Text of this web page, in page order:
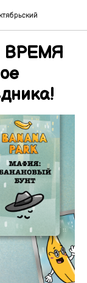
ВРЕМЯ